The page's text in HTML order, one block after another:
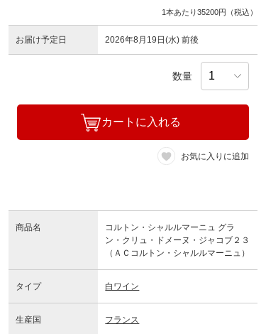
1本あたり35200円（税込）
お届け予定日 2026年8月19日(水) 前後
数量
カートに入れる
お気に入りに追加
商品名
コルトン・シャルルマーニュ グラ
ン・クリュ・ドメーヌ・ジャコブ２３
（ＡＣコルトン・シャルルマーニュ）
タイプ 白ワイン
生産国 フランス